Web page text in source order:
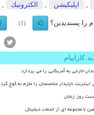
اپلیكیشن الكترونیك
را پسندیدین؟ (1)
کاراپیام
خارجی به آمریکایی را می پردازد
ناپایدار متخصصان را ملزم به کوچ کرد
روز زنجان
با مجموعه ای از خدمات دیجیتال